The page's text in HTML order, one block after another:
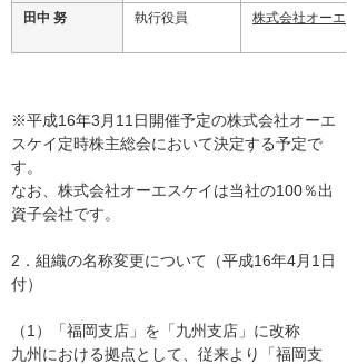
田中 努
執行役員 株式会社オーエ
※平成16年3月11日開催予定の株式会社オーエ
スケイ定時株主総会において決定する予定で
す。
なお、株式会社オーエスケイは当社の100％出
資子会社です。
2．組織の名称変更について（平成16年4月1日
付）
（1）「福岡支店」を「九州支店」に改称
九州における拠点として、従来より「福岡支